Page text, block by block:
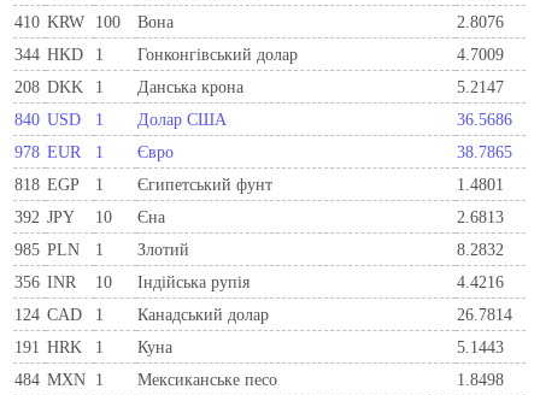
410 KRW 100 Вона
2.8076
344 HKD 1 Гонконгівський долар
4.7009
208 DKK 1 Данська крона
5.2147
840 USD 1 Долар США
36.5686
978 EUR 1 Євро
38.7865
818 EGP 1 Єгипетський фунт
1.4801
392 JPY 10 Єна
2.6813
985 PLN 1 Злотий
8.2832
356 INR 10 Індійська рупія
4.4216
124 CAD 1 Канадський долар
26.7814
191 HRK 1 Куна
5.1443
484 MXN 1 Мексиканське песо
1.8498